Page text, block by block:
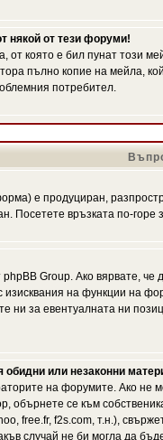
някой от тези форуми!
която е бил пунат този
пълно копие на мейла,
потребител.
е продуциран,
Посетете връзката по-горе
Group. Ако вярвате,
на функции на
ни за евентуалната ни
обидни или незаконни
на форумите. Ако не
обърнете се към
free.fr, f2s.com, т.н.),
случай не би могла да